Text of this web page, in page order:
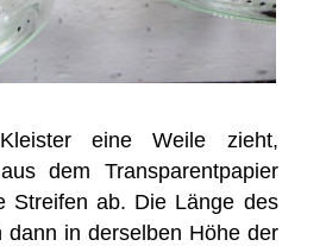
eine Weile zieht,
dem Transparentpapier
Streifen ab. Die Länge des
dann in derselben Höhe der